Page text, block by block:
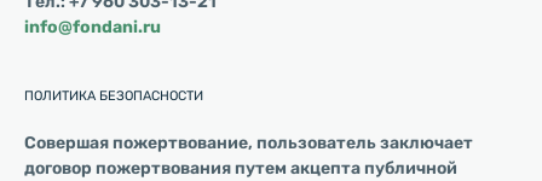
info@fondani.ru
ПОЛИТИКА БЕЗОПАСНОСТИ
Совершая пожертвование, пользователь заключает
договор пожертвования путем акцепта публичной